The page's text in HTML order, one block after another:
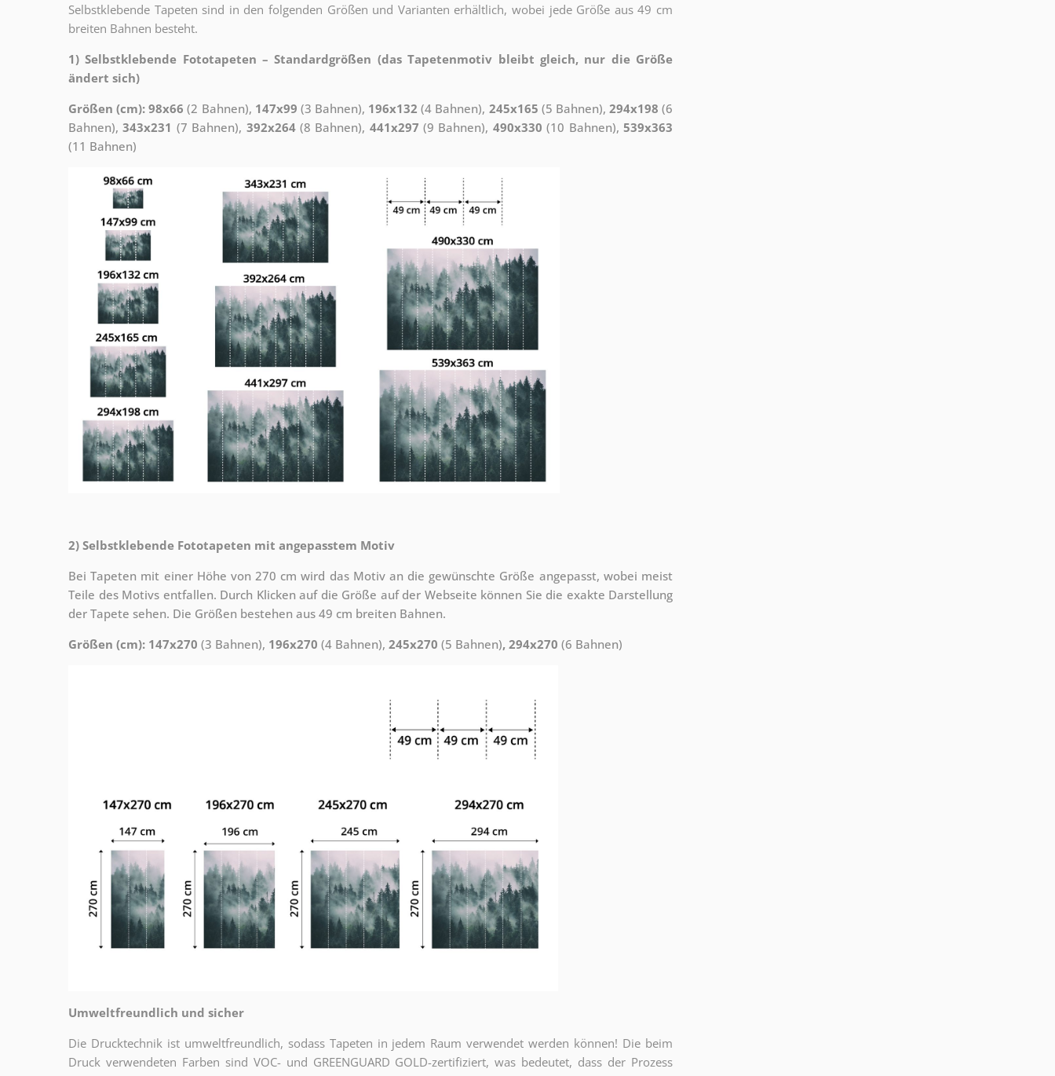
Selbstklebende Tapeten sind in den folgenden Größen und Varianten erhältlich, wobei jede Größe aus 49 cm
breiten Bahnen besteht.
1) Selbstklebende Fototapeten – Standardgrößen (das Tapetenmotiv bleibt gleich, nur die Größe
ändert sich)
Größen (cm): 98x66 (2 Bahnen), 147x99 (3 Bahnen), 196x132 (4 Bahnen), 245x165 (5 Bahnen), 294x198 (6
Bahnen),343x231 (7 Bahnen), 392x264(8 Bahnen), 441x297 (9 Bahnen), 490x330 (10 Bahnen),539x363
(11 Bahnen)
2) Selbstklebende Fototapeten mit angepasstem Motiv
Bei Tapeten mit einer Höhe von 270 cm wird das Motiv an die gewünschte Größe angepasst, wobei meist
Teile des Motivs entfallen. Durch Klicken auf die Größe auf der Webseite können Sie die exakte Darstellung
der Tapete sehen. Die Größen bestehen aus 49 cm breiten Bahnen.
Größen (cm): 147x270 (3 Bahnen), 196x270 (4 Bahnen), 245x270 (5 Bahnen), 294x270 (6 Bahnen)
Umweltfreundlich und sicher
Die Drucktechnik ist umweltfreundlich, sodass Tapeten in jedem Raum verwendet werden können! Die beim
Druck verwendeten Farben sind VOC- und GREENGUARD GOLD-zertifiziert, was bedeutet, dass der Prozess